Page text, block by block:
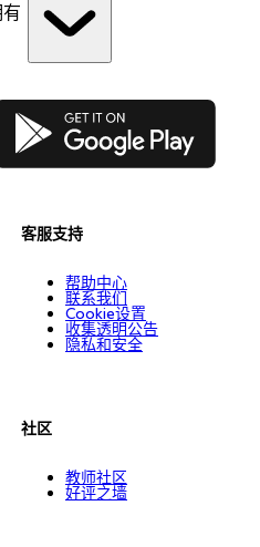
Play
客服支持
帮助中心
联系我们
Cookie设置
收集透明公告
隐私和安全
社区
教师社区
好评之墙